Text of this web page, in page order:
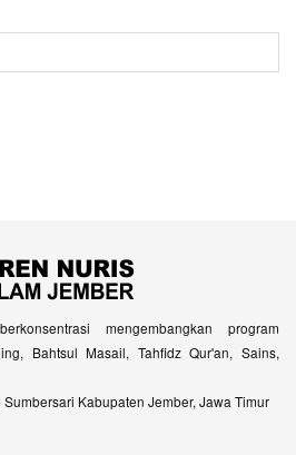
mengembangkan program
Bahtsul Masail, Tahfidz Qur'an, Sains,
Kabupaten Jember, Jawa Timur